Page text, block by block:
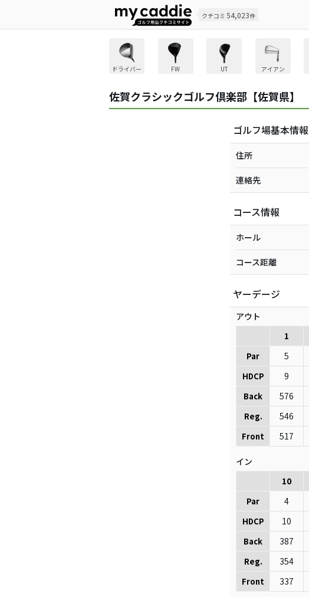
クチコミ 54,023件
ドライバー FW UT アイアン
佐賀クラシックゴルフ倶楽部【佐賀県】
ゴルフ場基本情報
住所
連絡先
コース情報
ホール
コース距離
ヤーデージ
アウト
1
Par 5
HDCP 9
Back 576
Reg. 546
Front 517
イン
10
Par 4
HDCP 10
Back 387
Reg. 354
Front 337